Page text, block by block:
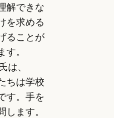
解できな
を求める
ることが
す。
は、
ちは学校
す。手を
します。